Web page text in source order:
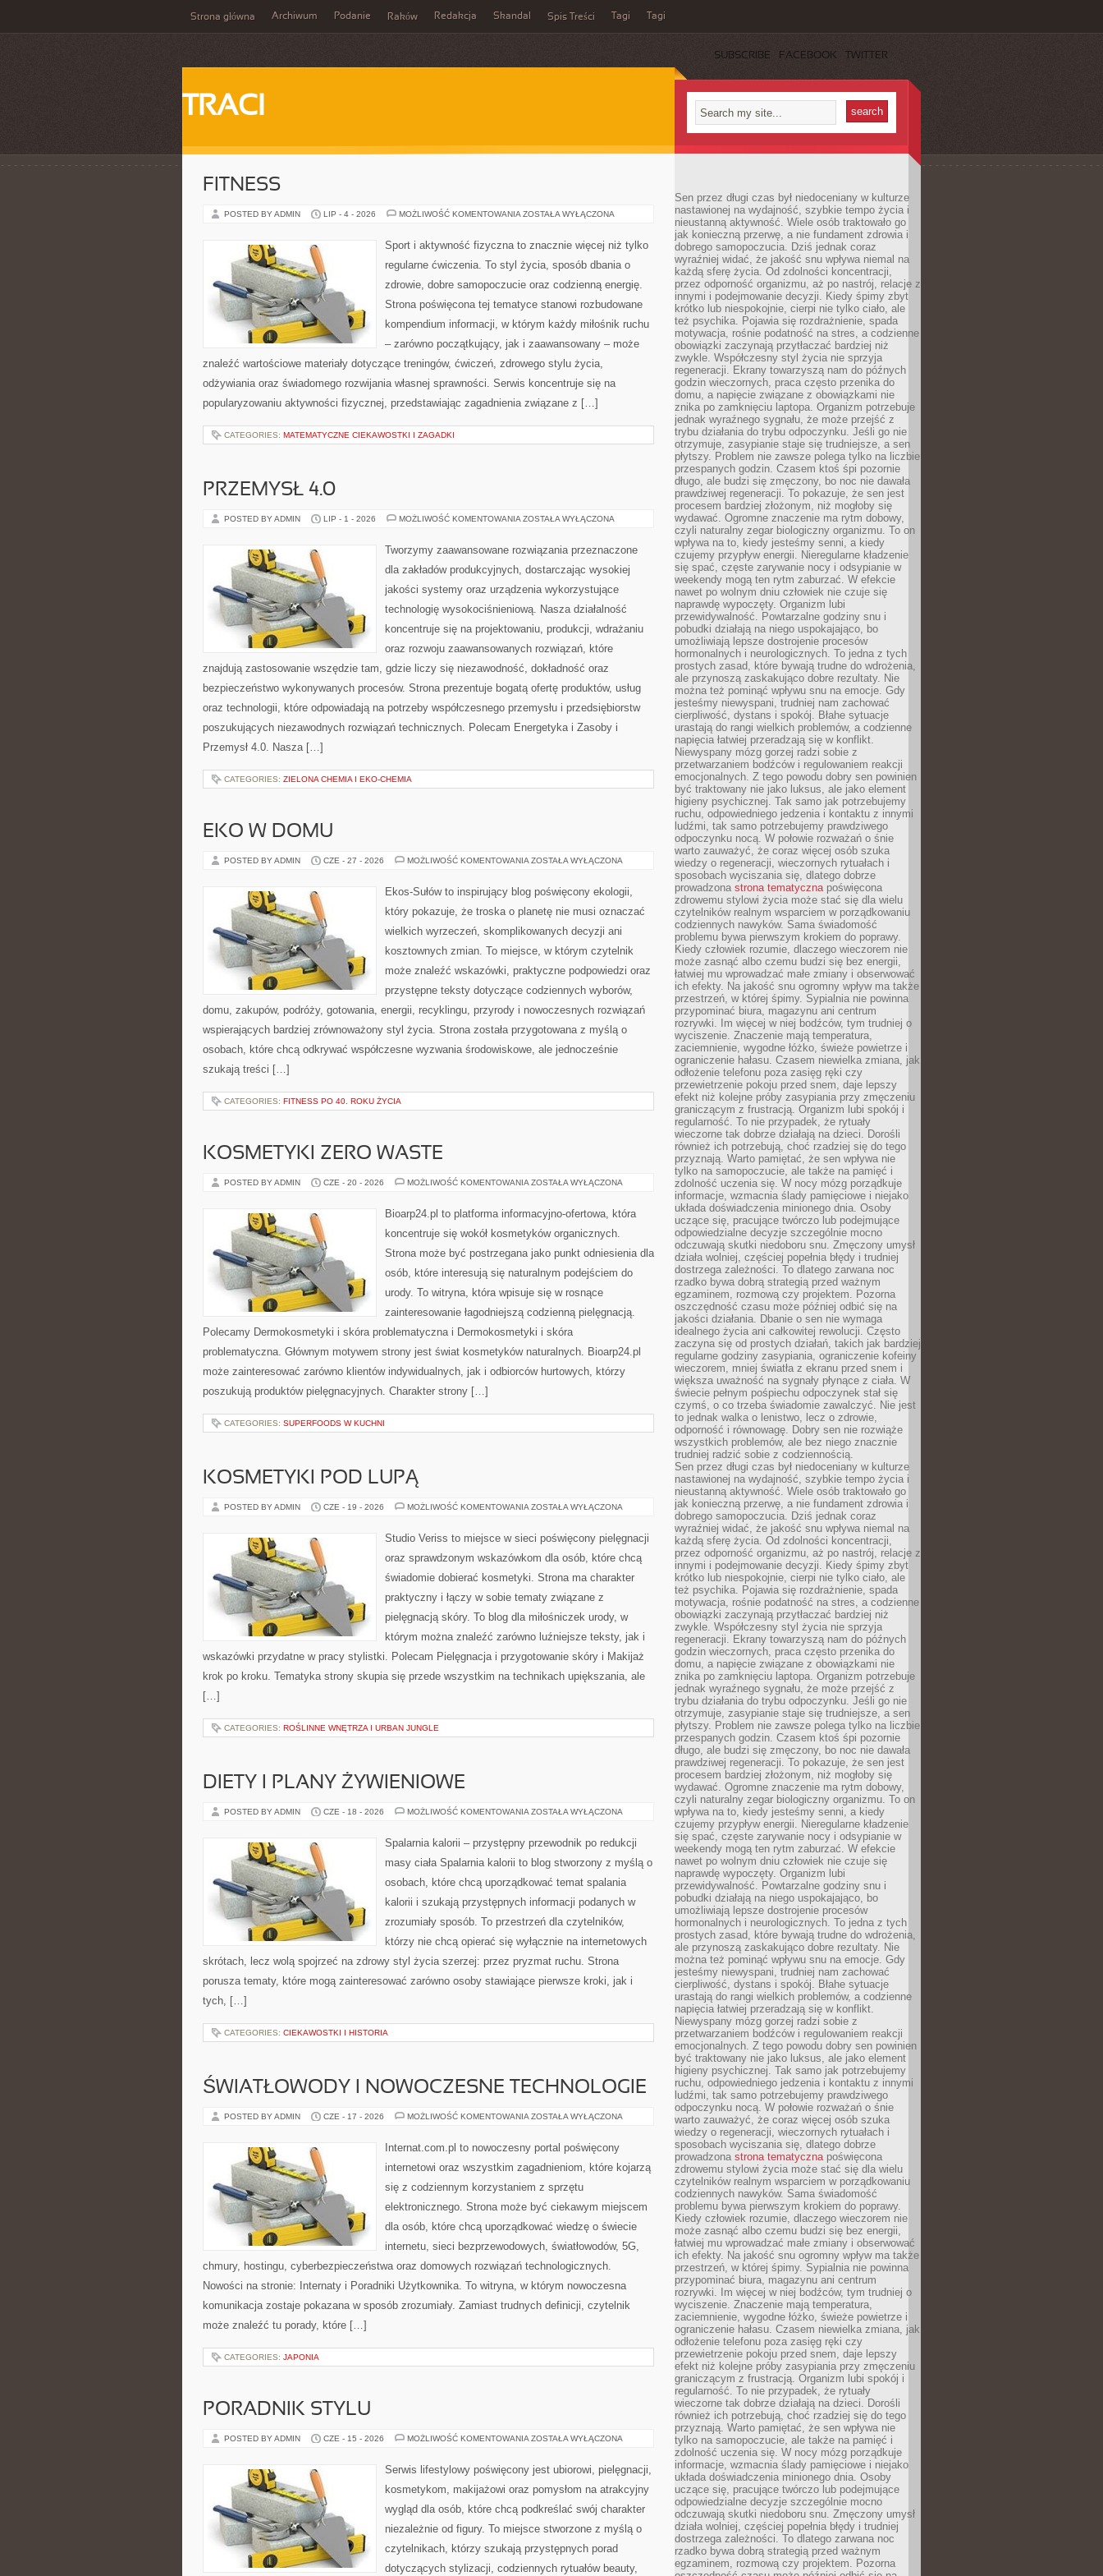
Strona główna Archiwum Podanie Raków Redakcja Skandal Spis Treści Tagi Tagi
SUBSCRIBE FACEBOOK TWITTER
TRACI
FITNESS
POSTED BY ADMIN LIP - 4 - 2026 MOŻLIWOŚĆ KOMENTOWANIA FITNESS
ZOSTAŁA WYŁĄCZONA
Sport i aktywność fizyczna to znacznie więcej niż tylko
regularne ćwiczenia. To styl życia, sposób dbania o
zdrowie, dobre samopoczucie oraz codzienną energię.
Strona poświęcona tej tematyce stanowi rozbudowane
kompendium informacji, w którym każdy miłośnik ruchu
– zarówno początkujący, jak i zaawansowany – może
znaleźć wartościowe materiały dotyczące treningów, ćwiczeń, zdrowego stylu życia,
odżywiania oraz świadomego rozwijania własnej sprawności. Serwis koncentruje się na
popularyzowaniu aktywności fizycznej, przedstawiając zagadnienia związane z […]
CATEGORIES: MATEMATYCZNE CIEKAWOSTKI I ZAGADKI
PRZEMYSŁ 4.0
POSTED BY ADMIN LIP - 1 - 2026 MOŻLIWOŚĆ KOMENTOWANIA PRZEMYSŁ
ZOSTAŁA WYŁĄCZONA
Tworzymy zaawansowane rozwiązania przeznaczone
dla zakładów produkcyjnych, dostarczając wysokiej
jakości systemy oraz urządzenia wykorzystujące
technologię wysokociśnieniową. Nasza działalność
koncentruje się na projektowaniu, produkcji, wdrażaniu
oraz rozwoju zaawansowanych rozwiązań, które
znajdują zastosowanie wszędzie tam, gdzie liczy się niezawodność, dokładność oraz
bezpieczeństwo wykonywanych procesów. Strona prezentuje bogatą ofertę produktów, usług
oraz technologii, które odpowiadają na potrzeby współczesnego przemysłu i przedsiębiorstw
poszukujących niezawodnych rozwiązań technicznych. Polecam Energetyka i Zasoby i
Przemysł 4.0. Nasza […]
CATEGORIES: ZIELONA CHEMIA I EKO-CHEMIA
EKO W DOMU
POSTED BY ADMIN CZE - 27 - 2026 MOŻLIWOŚĆ KOMENTOWANIA EKO
ZOSTAŁA WYŁĄCZONA
Ekos-Sułów to inspirujący blog poświęcony ekologii,
który pokazuje, że troska o planetę nie musi oznaczać
wielkich wyrzeczeń, skomplikowanych decyzji ani
kosztownych zmian. To miejsce, w którym czytelnik
może znaleźć wskazówki, praktyczne podpowiedzi oraz
przystępne teksty dotyczące codziennych wyborów,
domu, zakupów, podróży, gotowania, energii, recyklingu, przyrody i nowoczesnych rozwiązań
wspierających bardziej zrównoważony styl życia. Strona została przygotowana z myślą o
osobach, które chcą odkrywać współczesne wyzwania środowiskowe, ale jednocześnie
szukają treści […]
CATEGORIES: FITNESS PO 40. ROKU ŻYCIA
KOSMETYKI ZERO WASTE
POSTED BY ADMIN CZE - 20 - 2026 MOŻLIWOŚĆ KOMENTOWANIA KOSMETYKI
ZOSTAŁA WYŁĄCZONA
Bioarp24.pl to platforma informacyjno-ofertowa, która
koncentruje się wokół kosmetyków organicznych.
Strona może być postrzegana jako punkt odniesienia dla
osób, które interesują się naturalnym podejściem do
urody. To witryna, która wpisuje się w rosnące
zainteresowanie łagodniejszą codzienną pielęgnacją.
Polecamy Dermokosmetyki i skóra problematyczna i Dermokosmetyki i skóra
problematyczna. Głównym motywem strony jest świat kosmetyków naturalnych. Bioarp24.pl
może zainteresować zarówno klientów indywidualnych, jak i odbiorców hurtowych, którzy
poszukują produktów pielęgnacyjnych. Charakter strony […]
CATEGORIES: SUPERFOODS W KUCHNI
KOSMETYKI POD LUPĄ
POSTED BY ADMIN CZE - 19 - 2026 MOŻLIWOŚĆ KOMENTOWANIA KOSMETYKI
ZOSTAŁA WYŁĄCZONA
Studio Veriss to miejsce w sieci poświęcony pielęgnacji
oraz sprawdzonym wskazówkom dla osób, które chcą
świadomie dobierać kosmetyki. Strona ma charakter
praktyczny i łączy w sobie tematy związane z
pielęgnacją skóry. To blog dla miłośniczek urody, w
którym można znaleźć zarówno luźniejsze teksty, jak i
wskazówki przydatne w pracy stylistki. Polecam Pielęgnacja i przygotowanie skóry i Makijaż
krok po kroku. Tematyka strony skupia się przede wszystkim na technikach upiększania, ale
[…]
CATEGORIES: ROŚLINNE WNĘTRZA I URBAN JUNGLE
DIETY I PLANY ŻYWIENIOWE
POSTED BY ADMIN CZE - 18 - 2026 MOŻLIWOŚĆ KOMENTOWANIA DIETY
ŻYWIENIOWE
ZOSTAŁA WYŁĄCZONA
Spalarnia kalorii – przystępny przewodnik po redukcji
masy ciała Spalarnia kalorii to blog stworzony z myślą o
osobach, które chcą uporządkować temat spalania
kalorii i szukają przystępnych informacji podanych w
zrozumiały sposób. To przestrzeń dla czytelników,
którzy nie chcą opierać się wyłącznie na internetowych
skrótach, lecz wolą spojrzeć na zdrowy styl życia szerzej: przez pryzmat ruchu. Strona
porusza tematy, które mogą zainteresować zarówno osoby stawiające pierwsze kroki, jak i
tych, […]
CATEGORIES: CIEKAWOSTKI I HISTORIA
ŚWIATŁOWODY I NOWOCZESNE TECHNOLOGIE
POSTED BY ADMIN CZE - 17 - 2026 MOŻLIWOŚĆ KOMENTOWANIA ŚWIATŁOWODY
TECHNOLOGIE
ZOSTAŁA WYŁĄCZONA
Internat.com.pl to nowoczesny portal poświęcony
internetowi oraz wszystkim zagadnieniom, które kojarzą
się z codziennym korzystaniem z sprzętu
elektronicznego. Strona może być ciekawym miejscem
dla osób, które chcą uporządkować wiedzę o świecie
internetu, sieci bezprzewodowych, światłowodów, 5G,
chmury, hostingu, cyberbezpieczeństwa oraz domowych rozwiązań technologicznych.
Nowości na stronie: Internaty i Poradniki Użytkownika. To witryna, w którym nowoczesna
komunikacja zostaje pokazana w sposób zrozumiały. Zamiast trudnych definicji, czytelnik
może znaleźć tu porady, które […]
CATEGORIES: JAPONIA
PORADNIK STYLU
POSTED BY ADMIN CZE - 15 - 2026 MOŻLIWOŚĆ KOMENTOWANIA PORADNIK
ZOSTAŁA WYŁĄCZONA
Serwis lifestylowy poświęcony jest ubiorowi, pielęgnacji,
kosmetykom, makijażowi oraz pomysłom na atrakcyjny
wygląd dla osób, które chcą podkreślać swój charakter
niezależnie od figury. To miejsce stworzone z myślą o
czytelnikach, którzy szukają przystępnych porad
dotyczących stylizacji, codziennych rytuałów beauty,
Sen przez długi czas był niedoceniany w kulturze
nastawionej na wydajność, szybkie tempo życia i
nieustanną aktywność. Wiele osób traktowało go
jak konieczną przerwę, a nie fundament zdrowia i
dobrego samopoczucia. Dziś jednak coraz
wyraźniej widać, że jakość snu wpływa niemal na
każdą sferę życia. Od zdolności koncentracji,
przez odporność organizmu, aż po nastrój, relacje z
innymi i podejmowanie decyzji. Kiedy śpimy zbyt
krótko lub niespokojnie, cierpi nie tylko ciało, ale
też psychika. Pojawia się rozdrażnienie, spada
motywacja, rośnie podatność na stres, a codzienne
obowiązki zaczynają przytłaczać bardziej niż
zwykle. Współczesny styl życia nie sprzyja
regeneracji. Ekrany towarzyszą nam do późnych
godzin wieczornych, praca często przenika do
domu, a napięcie związane z obowiązkami nie
znika po zamknięciu laptopa. Organizm potrzebuje
jednak wyraźnego sygnału, że może przejść z
trybu działania do trybu odpoczynku. Jeśli go nie
otrzymuje, zasypianie staje się trudniejsze, a sen
płytszy. Problem nie zawsze polega tylko na liczbie
przespanych godzin. Czasem ktoś śpi pozornie
długo, ale budzi się zmęczony, bo noc nie dawała
prawdziwej regeneracji. To pokazuje, że sen jest
procesem bardziej złożonym, niż mogłoby się
wydawać. Ogromne znaczenie ma rytm dobowy,
czyli naturalny zegar biologiczny organizmu. To on
wpływa na to, kiedy jesteśmy senni, a kiedy
czujemy przypływ energii. Nieregularne kładzenie
się spać, częste zarywanie nocy i odsypianie w
weekendy mogą ten rytm zaburzać. W efekcie
nawet po wolnym dniu człowiek nie czuje się
naprawdę wypoczęty. Organizm lubi
przewidywalność. Powtarzalne godziny snu i
pobudki działają na niego uspokajająco, bo
umożliwiają lepsze dostrojenie procesów
hormonalnych i neurologicznych. To jedna z tych
prostych zasad, które bywają trudne do wdrożenia,
ale przynoszą zaskakująco dobre rezultaty. Nie
można też pominąć wpływu snu na emocje. Gdy
jesteśmy niewyspani, trudniej nam zachować
cierpliwość, dystans i spokój. Błahe sytuacje
urastają do rangi wielkich problemów, a codzienne
napięcia łatwiej przeradzają się w konflikt.
Niewyspany mózg gorzej radzi sobie z
przetwarzaniem bodźców i regulowaniem reakcji
emocjonalnych. Z tego powodu dobry sen powinien
być traktowany nie jako luksus, ale jako element
higieny psychicznej. Tak samo jak potrzebujemy
ruchu, odpowiedniego jedzenia i kontaktu z innymi
ludźmi, tak samo potrzebujemy prawdziwego
odpoczynku nocą. W połowie rozważań o śnie
warto zauważyć, że coraz więcej osób szuka
wiedzy o regeneracji, wieczornych rytuałach i
sposobach wyciszania się, dlatego dobrze
prowadzona strona tematycznapoświęcona
zdrowemu stylowi życia może stać się dla wielu
czytelników realnym wsparciem w porządkowaniu
codziennych nawyków. Sama świadomość
problemu bywa pierwszym krokiem do poprawy.
Kiedy człowiek rozumie, dlaczego wieczorem nie
może zasnąć albo czemu budzi się bez energii,
łatwiej mu wprowadzać małe zmiany i obserwować
ich efekty. Na jakość snu ogromny wpływ ma także
przestrzeń, w której śpimy. Sypialnia nie powinna
przypominać biura, magazynu ani centrum
rozrywki. Im więcej w niej bodźców, tym trudniej o
wyciszenie. Znaczenie mają temperatura,
zaciemnienie, wygodne łóżko, świeże powietrze i
ograniczenie hałasu. Czasem niewielka zmiana, jak
odłożenie telefonu poza zasięg ręki czy
przewietrzenie pokoju przed snem, daje lepszy
efekt niż kolejne próby zasypiania przy zmęczeniu
graniczącym z frustracją. Organizm lubi spokój i
regularność. To nie przypadek, że rytuały
wieczorne tak dobrze działają na dzieci. Dorośli
również ich potrzebują, choć rzadziej się do tego
przyznają. Warto pamiętać, że sen wpływa nie
tylko na samopoczucie, ale także na pamięć i
zdolność uczenia się. W nocy mózg porządkuje
informacje, wzmacnia ślady pamięciowe i niejako
układa doświadczenia minionego dnia. Osoby
uczące się, pracujące twórczo lub podejmujące
odpowiedzialne decyzje szczególnie mocno
odczuwają skutki niedoboru snu. Zmęczony umysł
działa wolniej, częściej popełnia błędy i trudniej
dostrzega zależności. To dlatego zarwana noc
rzadko bywa dobrą strategią przed ważnym
egzaminem, rozmową czy projektem. Pozorna
oszczędność czasu może później odbić się na
jakości działania. Dbanie o sen nie wymaga
idealnego życia ani całkowitej rewolucji. Często
zaczyna się od prostych działań, takich jak bardziej
regularne godziny zasypiania, ograniczenie kofeiny
wieczorem, mniej światła z ekranu przed snem i
większa uważność na sygnały płynące z ciała. W
świecie pełnym pośpiechu odpoczynek stał się
czymś, o co trzeba świadomie zawalczyć. Nie jest
to jednak walka o lenistwo, lecz o zdrowie,
odporność i równowagę. Dobry sen nie rozwiąże
wszystkich problemów, ale bez niego znacznie
trudniej radzić sobie z codziennością.
Sen przez długi czas był niedoceniany w kulturze
nastawionej na wydajność, szybkie tempo życia i
nieustanną aktywność. Wiele osób traktowało go
jak konieczną przerwę, a nie fundament zdrowia i
dobrego samopoczucia. Dziś jednak coraz
wyraźniej widać, że jakość snu wpływa niemal na
każdą sferę życia. Od zdolności koncentracji,
przez odporność organizmu, aż po nastrój, relacje z
innymi i podejmowanie decyzji. Kiedy śpimy zbyt
krótko lub niespokojnie, cierpi nie tylko ciało, ale
też psychika. Pojawia się rozdrażnienie, spada
motywacja, rośnie podatność na stres, a codzienne
obowiązki zaczynają przytłaczać bardziej niż
zwykle. Współczesny styl życia nie sprzyja
regeneracji. Ekrany towarzyszą nam do późnych
godzin wieczornych, praca często przenika do
domu, a napięcie związane z obowiązkami nie
znika po zamknięciu laptopa. Organizm potrzebuje
jednak wyraźnego sygnału, że może przejść z
trybu działania do trybu odpoczynku. Jeśli go nie
otrzymuje, zasypianie staje się trudniejsze, a sen
płytszy. Problem nie zawsze polega tylko na liczbie
przespanych godzin. Czasem ktoś śpi pozornie
długo, ale budzi się zmęczony, bo noc nie dawała
prawdziwej regeneracji. To pokazuje, że sen jest
procesem bardziej złożonym, niż mogłoby się
wydawać. Ogromne znaczenie ma rytm dobowy,
czyli naturalny zegar biologiczny organizmu. To on
wpływa na to, kiedy jesteśmy senni, a kiedy
czujemy przypływ energii. Nieregularne kładzenie
się spać, częste zarywanie nocy i odsypianie w
weekendy mogą ten rytm zaburzać. W efekcie
nawet po wolnym dniu człowiek nie czuje się
naprawdę wypoczęty. Organizm lubi
przewidywalność. Powtarzalne godziny snu i
pobudki działają na niego uspokajająco, bo
umożliwiają lepsze dostrojenie procesów
hormonalnych i neurologicznych. To jedna z tych
prostych zasad, które bywają trudne do wdrożenia,
ale przynoszą zaskakująco dobre rezultaty. Nie
można też pominąć wpływu snu na emocje. Gdy
jesteśmy niewyspani, trudniej nam zachować
cierpliwość, dystans i spokój. Błahe sytuacje
urastają do rangi wielkich problemów, a codzienne
napięcia łatwiej przeradzają się w konflikt.
Niewyspany mózg gorzej radzi sobie z
przetwarzaniem bodźców i regulowaniem reakcji
emocjonalnych. Z tego powodu dobry sen powinien
być traktowany nie jako luksus, ale jako element
higieny psychicznej. Tak samo jak potrzebujemy
ruchu, odpowiedniego jedzenia i kontaktu z innymi
ludźmi, tak samo potrzebujemy prawdziwego
odpoczynku nocą. W połowie rozważań o śnie
warto zauważyć, że coraz więcej osób szuka
wiedzy o regeneracji, wieczornych rytuałach i
sposobach wyciszania się, dlatego dobrze
prowadzona strona tematycznapoświęcona
zdrowemu stylowi życia może stać się dla wielu
czytelników realnym wsparciem w porządkowaniu
codziennych nawyków. Sama świadomość
problemu bywa pierwszym krokiem do poprawy.
Kiedy człowiek rozumie, dlaczego wieczorem nie
może zasnąć albo czemu budzi się bez energii,
łatwiej mu wprowadzać małe zmiany i obserwować
ich efekty. Na jakość snu ogromny wpływ ma także
przestrzeń, w której śpimy. Sypialnia nie powinna
przypominać biura, magazynu ani centrum
rozrywki. Im więcej w niej bodźców, tym trudniej o
wyciszenie. Znaczenie mają temperatura,
zaciemnienie, wygodne łóżko, świeże powietrze i
ograniczenie hałasu. Czasem niewielka zmiana, jak
odłożenie telefonu poza zasięg ręki czy
przewietrzenie pokoju przed snem, daje lepszy
efekt niż kolejne próby zasypiania przy zmęczeniu
graniczącym z frustracją. Organizm lubi spokój i
regularność. To nie przypadek, że rytuały
wieczorne tak dobrze działają na dzieci. Dorośli
również ich potrzebują, choć rzadziej się do tego
przyznają. Warto pamiętać, że sen wpływa nie
tylko na samopoczucie, ale także na pamięć i
zdolność uczenia się. W nocy mózg porządkuje
informacje, wzmacnia ślady pamięciowe i niejako
układa doświadczenia minionego dnia. Osoby
uczące się, pracujące twórczo lub podejmujące
odpowiedzialne decyzje szczególnie mocno
odczuwają skutki niedoboru snu. Zmęczony umysł
działa wolniej, częściej popełnia błędy i trudniej
dostrzega zależności. To dlatego zarwana noc
rzadko bywa dobrą strategią przed ważnym
egzaminem, rozmową czy projektem. Pozorna